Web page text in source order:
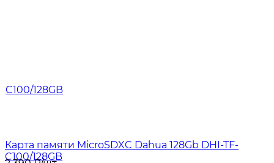
Карта памяти MicroSDXC Dahua 128Gb DHI-TF-
C100/128GB